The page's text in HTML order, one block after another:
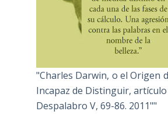
"Charles Darwin, o el Origen
Incapaz de Distinguir,
Despalabro V, 69-86. 2011""